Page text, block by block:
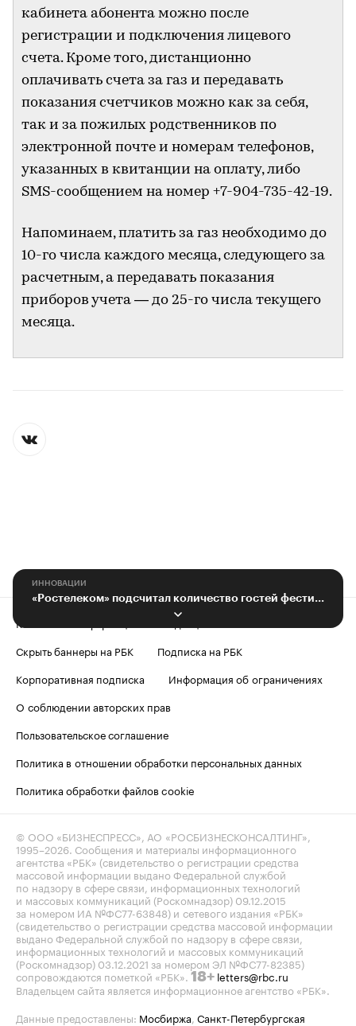
кабинета абонента можно после
регистрации и подключения лицевого
счета. Кроме того, дистанционно
оплачивать счета за газ и передавать
показания счетчиков можно как за себя,
так и за пожилых родственников по
электронной почте и номерам телефонов,
указанных в квитанции на оплату, либо
SMS-сообщением на номер +7-904-735-42-19.
Напоминаем, платить за газ необходимо до
10-го числа каждого месяца, следующего за
расчетным, а передавать показания
приборов учета — до 25-го числа текущего
месяца.
ИННОВАЦИИ
«Ростелеком» подсчитал количество гостей фестиваля «Есть Фест»
Контактная информация
Редакция
Скрыть баннеры на РБК
Подписка на РБК
Корпоративная подписка
Информация об ограничениях
О соблюдении авторских прав
Пользовательское соглашение
Политика в отношении обработки персональных данных
Политика обработки файлов cookie
© ООО «БИЗНЕСПРЕСС», АО «РОСБИЗНЕСКОНСАЛТИНГ»,
1995–2026 . Сообщения и материалы информационного
агентства «РБК» (свидетельство о регистрации средства
массовой информации выдано Федеральной службой
по надзору в сфере связи, информационных технологий
и массовых коммуникаций (Роскомнадзор) 09.12.2015
за номером ИА №ФС77-63848) и сетевого издания «РБК»
(свидетельство о регистрации средства массовой информации
выдано Федеральной службой по надзору в сфере связи,
информационных технологий и массовых коммуникаций
(Роскомнадзор) 03.12.2021 за номером ЭЛ №ФС77-82385)
сопровождаются пометкой «РБК». 18+ letters@rbc.ru
Владельцем сайта является информационное агентство «РБК».
Данные предоставлены: Мосбиржа Санкт-Петербургская